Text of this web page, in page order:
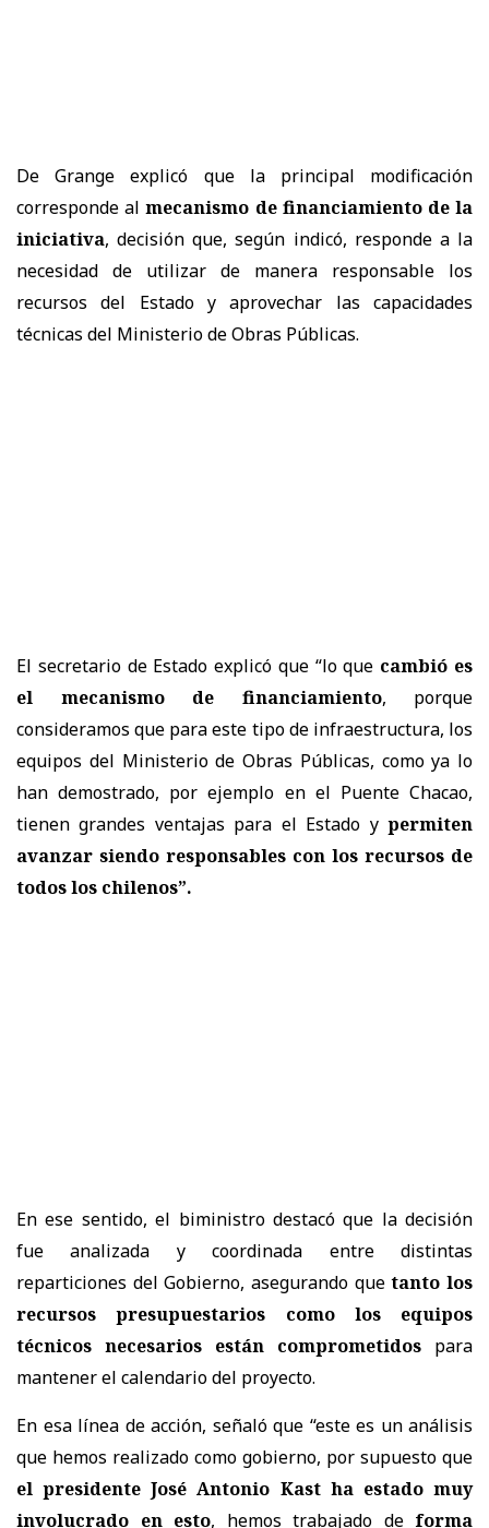
De Grange explicó que la principal modificación
corresponde almecanismo de financiamiento de la
iniciativa, decisión que, según indicó, responde a la
necesidad de utilizar de manera responsable los
recursos del Estado y aprovechar las capacidades
técnicas del Ministerio de Obras Públicas.
El secretario de Estado explicó que “lo que cambió es
el mecanismo de financiamiento, porque
consideramos que para este tipo de infraestructura, los
equipos del Ministerio de Obras Públicas, como ya lo
han demostrado, por ejemplo en el Puente Chacao,
tienen grandes ventajas para el Estado y permiten
avanzar siendo responsables con los recursos de
todos los chilenos”.
En ese sentido, el biministro destacó que la decisión
fue analizada y coordinada entre distintas
reparticiones del Gobierno, asegurando quetanto los
recursos presupuestarios como los equipos
técnicos necesarios están comprometidos para
mantener el calendario del proyecto.
En esa línea de acción, señaló que “este es un análisis
que hemos realizado como gobierno, por supuesto que
el presidente José Antonio Kast ha estado muy
involucrado en esto, hemos trabajado de forma